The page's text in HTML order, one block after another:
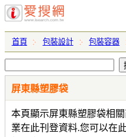
首頁 包裝設計 包裝容器
屏東縣塑膠袋
本頁顯示屏東縣塑膠袋相
業在此刊登資料.您可以在